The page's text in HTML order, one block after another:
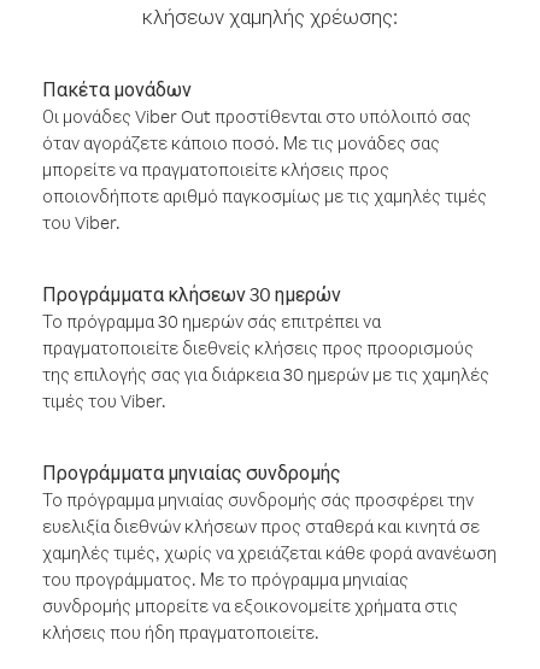
κλήσεων χαμηλής χρέωσης:
Πακέτα μονάδων
Οι μονάδες Viber Out προστίθενται στο υπόλοιπό σας
όταν αγοράζετε κάποιο ποσό. Με τις μονάδες σας
μπορείτε να πραγματοποιείτε κλήσεις προς
οποιονδήποτε αριθμό παγκοσμίως με τις χαμηλές τιμές
του Viber.
Προγράμματα κλήσεων 30 ημερών
Το πρόγραμμα 30 ημερών σάς επιτρέπει να
πραγματοποιείτε διεθνείς κλήσεις προς προορισμούς
της επιλογής σας για διάρκεια 30 ημερών με τις χαμηλές
τιμές του Viber.
Προγράμματα μηνιαίας συνδρομής
Το πρόγραμμα μηνιαίας συνδρομής σάς προσφέρει την
ευελιξία διεθνών κλήσεων προς σταθερά και κινητά σε
χαμηλές τιμές, χωρίς να χρειάζεται κάθε φορά ανανέωση
του προγράμματος. Με το πρόγραμμα μηνιαίας
συνδρομής μπορείτε να εξοικονομείτε χρήματα στις
κλήσεις που ήδη πραγματοποιείτε.